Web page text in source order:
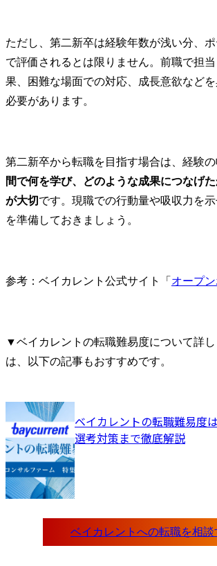
ただし、第二新卒は経験年数が浅い分、
で評価されるとは限りません。前職で担
果、困難な場面での対応、成長意欲など
必要があります。
第二新卒から転職を目指す場合は、経験の
間で何を学び、どのような成果につなげ
が大切です。現職での行動量や吸収力を
を準備しておきましょう。
参考：ベイカレント公式サイト「 オープ
▼ベイカレントの転職難易度について詳し
は、以下の記事もおすすめです。
ベイカレントの転職難易度
選考対策まで徹底解説